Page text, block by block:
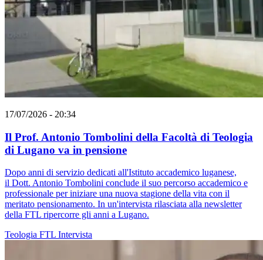
17/07/2026 - 20:34
Il Prof. Antonio Tombolini della Facoltà di Teologia
di Lugano va in pensione
Dopo anni di servizio dedicati all'Istituto accademico luganese,
il Dott. Antonio Tombolini conclude il suo percorso accademico e
professionale per iniziare una nuova stagione della vita con il
meritato pensionamento. In un'intervista rilasciata alla newsletter
della FTL ripercorre gli anni a Lugano.
Teologia FTL Intervista